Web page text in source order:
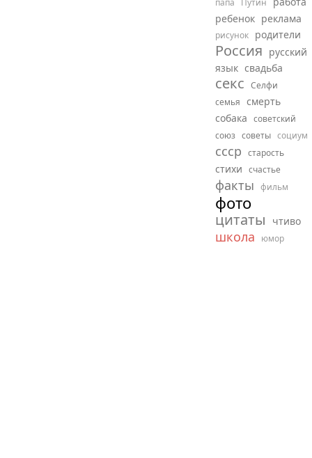
папа Путин
ребенок реклама
рисунок родители
Россия русский
язык свадьба
секс Селфи
семья смерть
собака советский
союз советы социум
ссср старость
стихи счастье
факты фильм
фото
цитаты чтиво
школа юмор